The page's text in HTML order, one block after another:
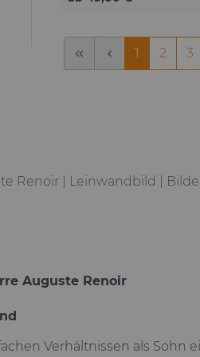
moderner Struktur
Kontrast & höchste
brillante Farben &
1 2 3
Renoir | Leinwandbild |
Auguste Renoir
Verhältnissen als Sohn